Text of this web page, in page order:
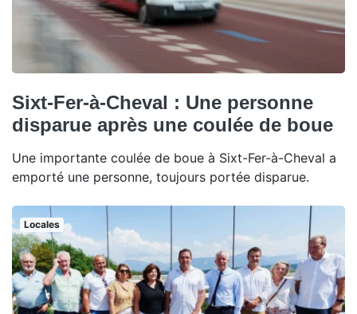
Sixt-Fer-à-Cheval : Une personne
disparue après une coulée de boue
Une importante coulée de boue à Sixt-Fer-à-Cheval a
emporté une personne, toujours portée disparue.
Locales